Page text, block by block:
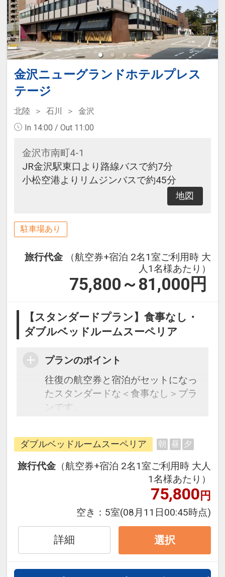
金沢ニューグランドホテルプレス
テージ
北陸 石川
金沢
In 14:00 / Out 11:00
金沢市南町4-1
JR金沢駅東口より路線バスで約7分
小松空港よりリムジンバスで約45分
地図
駐車場あり
旅行代金
（航空券+宿泊 2名1室ご利用時 大
人1名様あたり）
75,800～81,000 円
【スタンダードプラン】食事なし・
ダブルベッドルームスーペリア
プランのポイント
往復の航空券と宿泊がセットになっ
たスタンダードな＜食事なし＞プラ
ンです。
できるダイナミックパッケージだか
ら、一都市滞在はもちろん周遊旅行
にも最適！
旅行期間中の1泊だけの宿泊や延
泊・飛び泊なども自由自在です。
フライトは、安心のJAL（または
JALグループ）確約！フライトマイ
ル50%貯まります。
オプションでレンタカーや現地交
通・体験プランなどの追加（同時予
約）が可能なプランもございます。
ダブルベッドルームスーペリア 朝 昼 夕
旅行代金 （航空券+宿泊 2名1室ご利用時 大人
1名様あたり）
75,800円
空き： 5室(08月11日00:45時点)
詳細 選択